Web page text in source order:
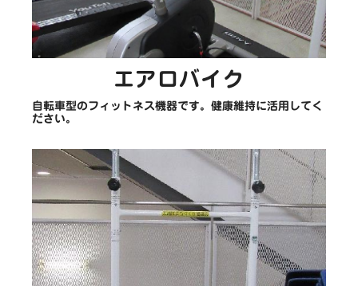
エアロバイク
自転車型のフィットネス機器です。健康維持に活用してく
ださい。